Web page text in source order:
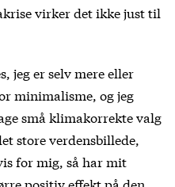
virker det ikke just til
jeg er selv mere eller
minimalisme, og jeg
små klimakorrekte valg
store verdensbillede,
for mig, så har mit
positiv effekt på den